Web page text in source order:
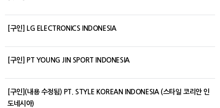
[구인] LG ELECTRONICS INDONESIA
[구인] PT YOUNG JIN SPORT INDONESIA
[구인](내용 수정됨) PT. STYLE KOREAN INDONESIA (스타일 코리안 인
도네시아)